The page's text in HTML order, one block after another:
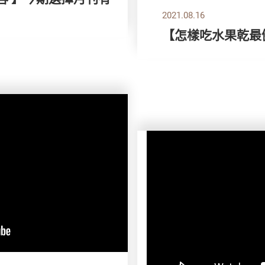
2021.08.16
【怎樣吃水果乾